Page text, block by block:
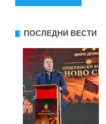
ПОСЛЕДНИ ВЕСТИ